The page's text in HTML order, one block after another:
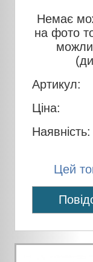
Немає
на фото
Артикул:
Ціна:
Наявність:
Цей